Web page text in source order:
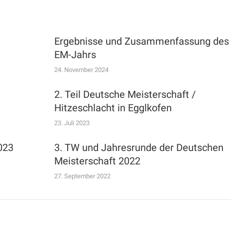
Ergebnisse und Zusammenfassung des
EM-Jahrs
24. November 2024
2. Teil Deutsche Meisterschaft /
Hitzeschlacht in Egglkofen
23. Juli 2023
3. TW und Jahresrunde der Deutschen
Meisterschaft 2022
27. September 2022